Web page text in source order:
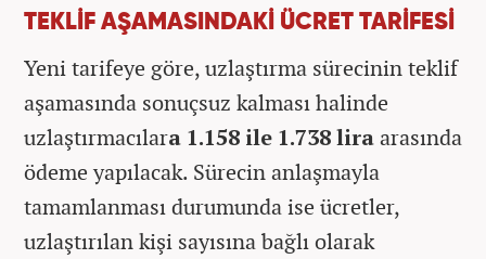
TEKLİF AŞAMASINDAKİ ÜCRET TARİFESİ
Yeni tarifeye göre, uzlaştırma sürecinin teklif
aşamasında sonuçsuz kalması halinde
uzlaştırmacılara 1.158 ile 1.738 liraarasında
ödeme yapılacak. Sürecin anlaşmayla
tamamlanması durumunda ise ücretler,
uzlaştırılan kişi sayısına bağlı olarak